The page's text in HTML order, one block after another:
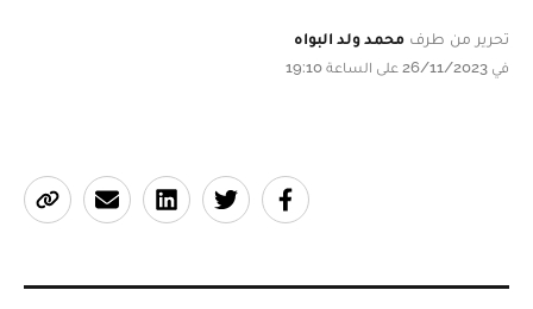
تحرير من طرف محمد ولد البواه
في 26/11/2023 على الساعة 19:10